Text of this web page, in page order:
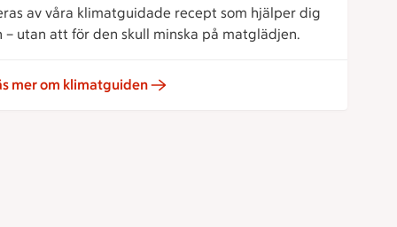
av våra klimatguidade recept som hjälper dig
utan att för den skull minska på matglädjen.
mer om klimatguiden